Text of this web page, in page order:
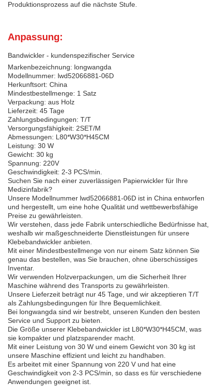
Produktionsprozess auf die nächste Stufe.
Anpassung:
Bandwickler - kundenspezifischer Service
Markenbezeichnung: longwangda
Modellnummer: lwd52066881-06D
Herkunftsort: China
Mindestbestellmenge: 1 Satz
Verpackung: aus Holz
Lieferzeit: 45 Tage
Zahlungsbedingungen: T/T
Versorgungsfähigkeit: 2SET/M
Abmessungen: L80*W30*H45CM
Leistung: 30 W
Gewicht: 30 kg
Spannung: 220V
Geschwindigkeit: 2-3 PCS/min.
Suchen Sie nach einer zuverlässigen Papierwickler für Ihre
Medizinfabrik?
Unsere Modellnummer lwd52066881-06D ist in China entworfen
und hergestellt, um eine hohe Qualität und wettbewerbsfähige
Preise zu gewährleisten.
Wir verstehen, dass jede Fabrik unterschiedliche Bedürfnisse hat,
weshalb wir maßgeschneiderte Dienstleistungen für unsere
Klebebandwickler anbieten.
Mit einer Mindestbestellmenge von nur einem Satz können Sie
genau das bestellen, was Sie brauchen, ohne überschüssiges
Inventar.
Wir verwenden Holzverpackungen, um die Sicherheit Ihrer
Maschine während des Transports zu gewährleisten.
Unsere Lieferzeit beträgt nur 45 Tage, und wir akzeptieren T/T
als Zahlungsbedingungen für Ihre Bequemlichkeit.
Bei longwangda sind wir bestrebt, unseren Kunden den besten
Service und Support zu bieten.
Die Größe unserer Klebebandwickler ist L80*W30*H45CM, was
sie kompakter und platzsparender macht.
Mit einer Leistung von 30 W und einem Gewicht von 30 kg ist
unsere Maschine effizient und leicht zu handhaben.
Es arbeitet mit einer Spannung von 220 V und hat eine
Geschwindigkeit von 2-3 PCS/min, so dass es für verschiedene
Anwendungen geeignet ist.